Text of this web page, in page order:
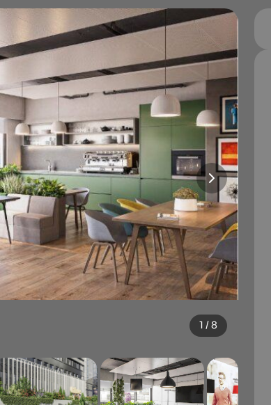
1 / 8